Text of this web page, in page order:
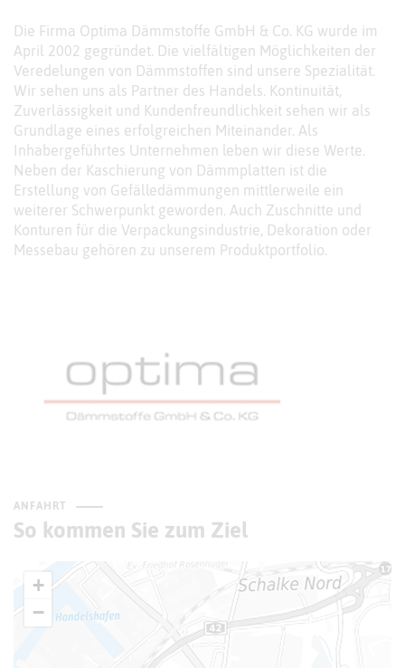
Die Firma Optima Dämmstoffe GmbH & Co. KG wurde im
April 2002 gegründet. Die vielfältigen Möglichkeiten der
Veredelungen von Dämmstoffen sind unsere Spezialität.
Wir sehen uns als Partner des Handels. Kontinuität,
Zuverlässigkeit und Kundenfreundlichkeit sehen wir als
Grundlage eines erfolgreichen Miteinander. Als
Inhabergeführtes Unternehmen leben wir diese Werte.
Neben der Kaschierung von Dämmplatten ist die
Erstellung von Gefälledämmungen mittlerweile ein
weiterer Schwerpunkt geworden. Auch Zuschnitte und
Konturen für die Verpackungsindustrie, Dekoration oder
Messebau gehören zu unserem Produktportfolio.
ANFAHRT
So kommen Sie zum Ziel
+
−